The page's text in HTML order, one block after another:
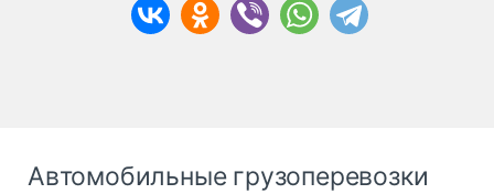
Автомобильные грузоперевозки